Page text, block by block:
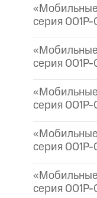
серия
серия
серия
серия
серия 001P-